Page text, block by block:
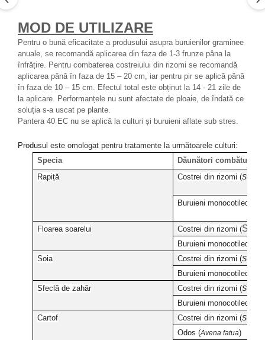
MOD DE UTILIZARE
Pentru o bună eficacitate a produsului asupra buruienilor graminee
anuale, se recomandă aplicarea din faza de 1-3 frunze pâna la
înfrățire. Pentru combaterea costreiului din rizomi se recomandă
aplicarea până în faza de 15 – 20 cm, iar pentru pir se aplică până
în faza de 10 – 15 cm. Efectul total este obținut la 14 - 21 zile de
la aplicare. Performanțele nu sunt afectate de ploaie, de îndată ce
soluția s-a uscat pe plante.
Pantera 40 EC nu se aplică la culturi și buruieni aflate sub stres.
Produsul este omologat pentru tratamente la următoarele culturi:
Specia
Dăunători combătuţi
Rapiță
Costrei din rizomi (
Buruieni
Floarea soarelui Costrei din rizomi (
Buruieni
Soia
Costrei din rizomi (
Buruieni
Sfeclă de zahăr
Costrei din rizomi (
Buruieni
Cartof
Costrei din rizomi (
Odos (Avena fatua)